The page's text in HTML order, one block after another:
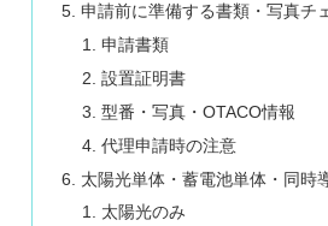
申請前に準備する書類・写真チ
申請書類
設置証明書
型番・写真・OTACO情報
代理申請時の注意
太陽光単体・蓄電池単体・同時
太陽光のみ